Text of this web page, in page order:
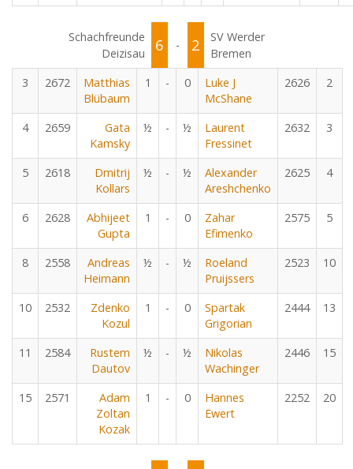
Schachfreunde
Deizisau
6 - 2
SV Werder
Bremen
3
2672
Matthias
Blübaum
1 - 0
Luke J
McShane
2626 2
4 2659
Gata
Kamsky
½ - ½
Laurent
Fressinet
2632 3
5 2618
Dmitrij
Kollars
½ - ½
Alexander
Areshchenko
2625 4
6 2628
Abhijeet
Gupta
1 - 0
Zahar
Efimenko
2575 5
8 2558
Andreas
Heimann
½ - ½
Roeland
Pruijssers
2523 10
10 2532
Zdenko
Kozul
1 - 0
Spartak
Grigorian
2444 13
11 2584
Rustem
Dautov
½ - ½
Nikolas
Wachinger
2446 15
15 2571
Adam
Zoltan
Kozak
1 - 0
Hannes
Ewert
2252 20